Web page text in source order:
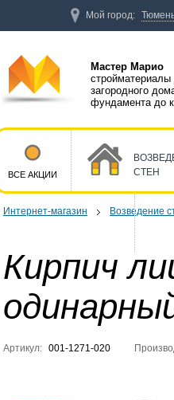
Интернет-магазин Возведение
Кирпич
Артикул: 001-1271-020
Мастер Марио
загородного
фундамента до
ВСЕ АКЦИИ
СТЕН
Мой город: